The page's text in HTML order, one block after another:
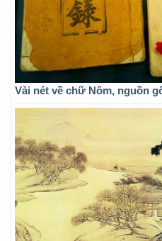
Vài nét về chữ Nôm, nguồn